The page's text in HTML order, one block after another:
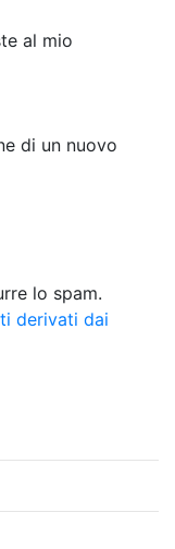
al mio
di un nuovo
lo spam.
derivati dai